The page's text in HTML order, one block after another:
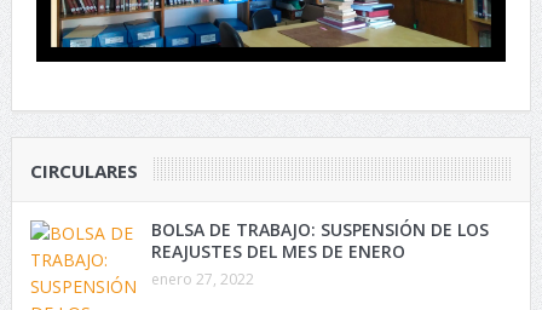
CIRCULARES
BOLSA DE TRABAJO: SUSPENSIÓN DE LOS
REAJUSTES DEL MES DE ENERO
enero 27, 2022